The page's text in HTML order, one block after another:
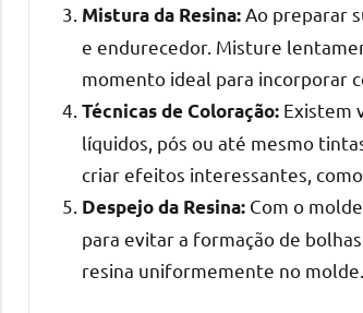
Mistura da Resina: Ao preparar
e endurecedor. Misture
momento ideal para incorporar
Técnicas de Coloração: Existem
líquidos, pós ou até mesmo
criar efeitos interessantes,
Despejo da Resina: Com o
para evitar a formação de
resina uniformemente no molde.